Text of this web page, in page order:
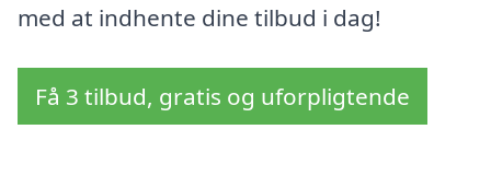
med at indhente dine tilbud i dag!
Få 3 tilbud, gratis og uforpligtende